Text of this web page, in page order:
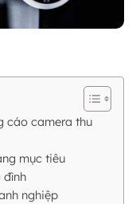
cáo camera thu
mục tiêu
đình
nghiệp